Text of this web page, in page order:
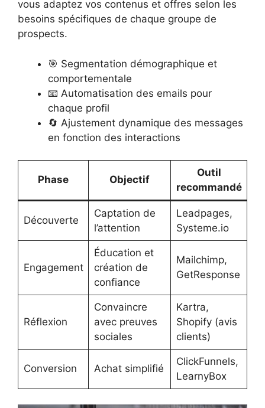
vous adaptez vos contenus et offres selon les
besoins spécifiques de chaque groupe de
prospects.
🎯 Segmentation démographique et
comportementale
📧 Automatisation des emails pour
chaque profil
🔄 Ajustement dynamique des messages
en fonction des interactions
Phase Objectif
Outil
recommandé
Découverte
Captation de
l’attention
Leadpages,
Systeme.io
Engagement
Éducation et
création de
confiance
Mailchimp,
GetResponse
Réflexion
Convaincre
avec preuves
sociales
Kartra,
Shopify (avis
clients)
Conversion Achat simplifié
ClickFunnels,
LearnyBox